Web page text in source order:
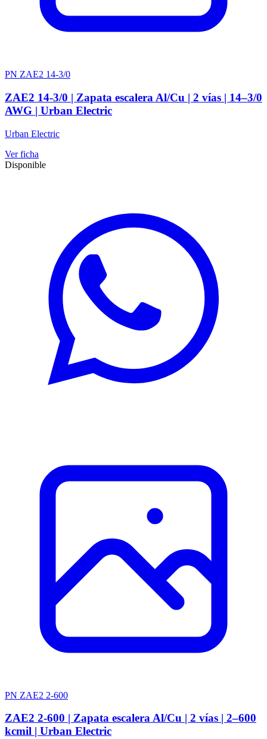
PN ZAE2 14-3/0
ZAE2 14-3/0 | Zapata escalera Al/Cu | 2 vías | 14–3/0
AWG | Urban Electric
Urban Electric
Ver ficha
Disponible
PN ZAE2 2-600
ZAE2 2-600 | Zapata escalera Al/Cu | 2 vías | 2–600
kcmil | Urban Electric